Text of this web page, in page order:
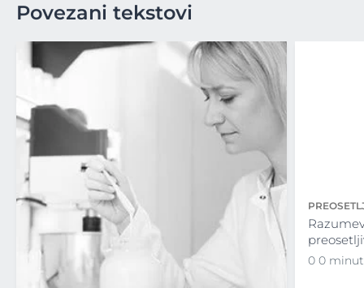
Povezani tekstovi
0 0